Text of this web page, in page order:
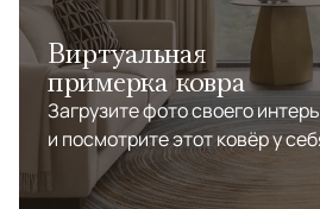
Виртуальная
примерка ковра
Загрузите фото своего
и посмотрите этот ковёр у